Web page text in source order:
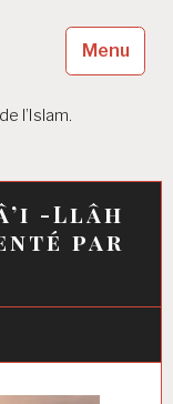
l’Islam.
Menu
-Llâh
par